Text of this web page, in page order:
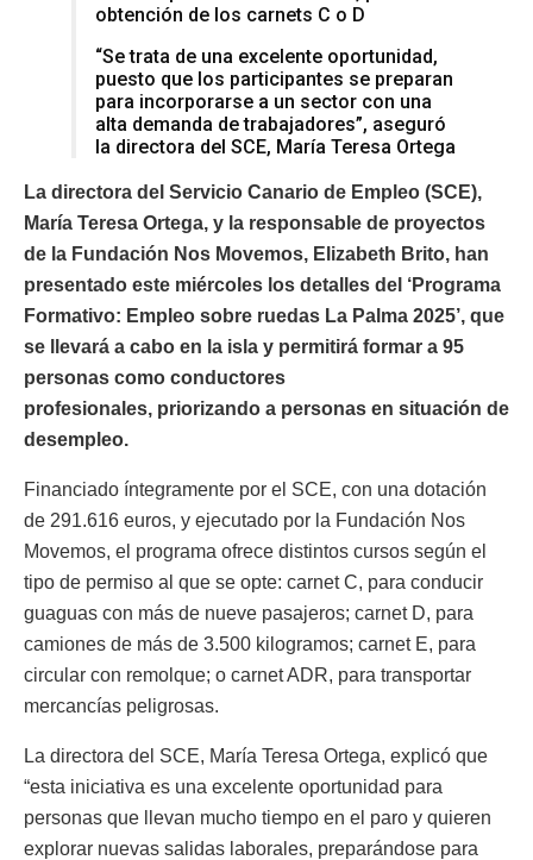
obtención de los carnets C o D
“Se trata de una excelente oportunidad,
puesto que los participantes se preparan
para incorporarse a un sector con una
alta demanda de trabajadores”, aseguró
la directora del SCE, María Teresa Ortega
La directora del Servicio Canario de Empleo (SCE),
María Teresa Ortega, y la responsable de proyectos
de la Fundación Nos Movemos, Elizabeth Brito, han
presentado este miércoles los detalles del ‘Programa
Formativo: Empleo sobre ruedas La Palma 2025’, que
se llevará a cabo en la isla y permitirá formar a 95
personas como conductores
profesionales, priorizando a personas en situación de
desempleo.
Financiado íntegramente por el SCE, con una dotación
de 291.616 euros, y ejecutado por la Fundación Nos
Movemos, el programa ofrece distintos cursos según el
tipo de permiso al que se opte: carnet C, para conducir
guaguas con más de nueve pasajeros; carnet D, para
camiones de más de 3.500 kilogramos; carnet E, para
circular con remolque; o carnet ADR, para transportar
mercancías peligrosas.
La directora del SCE, María Teresa Ortega, explicó que
“esta iniciativa es una excelente oportunidad para
personas que llevan mucho tiempo en el paro y quieren
explorar nuevas salidas laborales, preparándose para